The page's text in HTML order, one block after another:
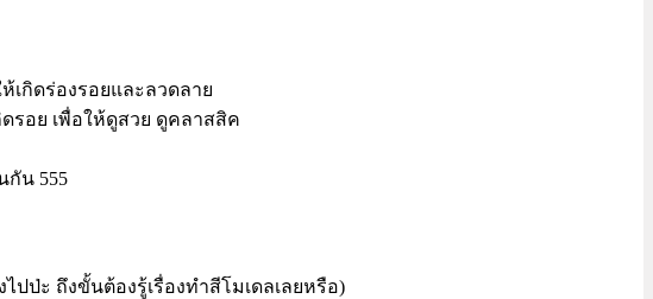
เกิดร่องรอยและลวดลาย
รอย เพื่อให้ดูสวย ดูคลาสสิค
กัน 555
ปป่ะ ถึงขั้นต้องรู้เรื่องทำสีโมเดลเลยหรือ)